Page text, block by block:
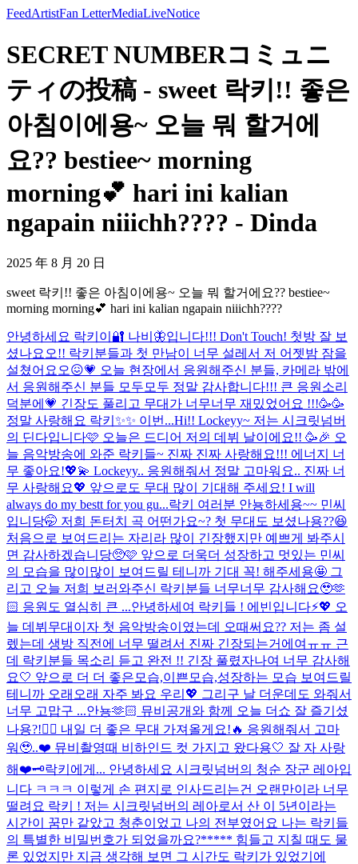
FeedArtistFan LetterMediaLiveNotice
SECRET NUMBERコミュニ
ティの投稿 - sweet 락키!! 좋은
아침이에용~ 오늘 뭐 할거에
요?? bestiee~ morning
morning💕 hari ini kalian
ngapain niiichh???? - Dinda
2025 年 8 月 20 日
sweet 락키!! 좋은 아침이에용~ 오늘 뭐 할거에요?? bestiee~
morning morning💕 hari ini kalian ngapain niiichh????
안녕하세요 락키이🔐 나비🦋입니다!!! Don't Touch! 첫방 잘 보
셨나요오!! 락키분들과 첫 만남이 너무 설레서 저 어젯밤 잠을
설쳤어요오😖💗 오늘 현장에서 응원해주신 분들, 카메라 밖에
서 응원해주신 분들 모두모두 정말 감사합니다!!! 큰 응원소리
덕분에💗 긴장도 풀리고 무대가 너무너무 재밌었어요 !!!🥳🥳
정말 사랑해요 락키✨✨ 이번...Hi!! Lockeyy~ 저는 시크릿넘버
의 딘다입니다🩷 오늘은 드디어 저의 데뷔 날이에요!! 🥳🎉 오
늘 음악방송에 와준 락키들~ 진짜 진짜 사랑해요!!! 에너지 너
무 좋아요!💖💫 Lockeyy.. 응원해줘서 정말 고마워요.. 진짜 너
무 사랑해요💖 앞으로도 무대 많이 기대해 주세요! I will
always do my bestt for you gu...락키 여러분 안뇽하세용~~ 민씨
입니당🤭 저희 돈터치 곡 어떤가요~? 첫 무대도 보셨나용??😆
처음으로 보여드리는 자리라 많이 긴장했지만 예쁘게 봐주시
면 감사하겠습니당🥺🩷 앞으로 더욱더 성장하고 멋있는 민씨
의 모습을 많이많이 보여드릴 테니까 기대 꼭! 해주세용🤩 그
리고 오늘 저희 보러와주신 락키분들 너무너무 감사해요🥹🫶
🏻 응원도 열심히 큰 ...안녕하세여 락키들 ! 에빈입니다⚡️💖 오
늘 데뷔무대이자 첫 음악방송이였는데 오때써요?? 저는 좀 설
렜는데 생방 직전에 너무 떨려서 진짜 긴장되는거에여ㅠㅠ 근
데 락키분들 목소리 듣고 완전 !! 긴장 풀렸자나여 너무 감사해
요🤍 앞으로 더 더 좋은모습,이쁜모습,성장하는 모습 보여드릴
테니까 오래오래 자주 봐요 우리💖 그리구 날 더운데도 와줘서
너무 고맙구 ...안뇽🫶🏻 뮤비공개와 함께 오늘 더쇼 잘 즐기셨
나용?!👌🏻 내일 더 좋은 무대 가져올게요!🔥 응원해줘서 고마
워🥹..❤️ 뮤비촬영때 비하인드 컷 가지고 왔다용🤍 잘 자 사랑
해❤️🗝️락키에게... 안녕하세요 시크릿넘버의 청순 장군 레아입
니다 ㅋㅋㅋ 이렇게 손 편지로 인사드리는건 오랜만이라 너무
떨려요 락키 ! 저는 시크릿넘버의 레아로서 산 이 5년이라는
시간이 꿈만 같았고 청춘이었고 나의 전부였어요 나는 락키들
의 특별한 비밀번호가 되었을까요?***** 힘들고 지칠 때도 물
론 있었지만 지금 생각해 보면 그 시간도 락키가 있었기에